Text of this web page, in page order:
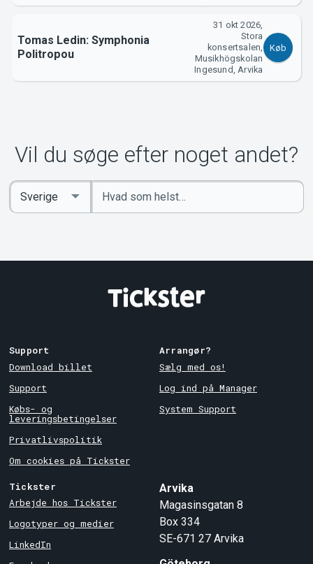
Tomas Ledin: Symphonia
Politropou
31 okt 2026,
Stora
konsertsalen,
Musikhögskolan
Ingesund, Arvika
Køb
Vil du søge efter noget andet?
Indtast
søgeord
Select
Country
Support
Download billet
Support
Købs- og
leveringsbetingelser
Privatlivspolitik
Om cookies på Tickster
Arrangør?
Sælg med os!
Log ind på Manager
System Support
Tickster
Arbejde hos Tickster
Logotyper og medier
LinkedIn
Arvika
Magasinsgatan 8
Box 334
SE-671 27 Arvika